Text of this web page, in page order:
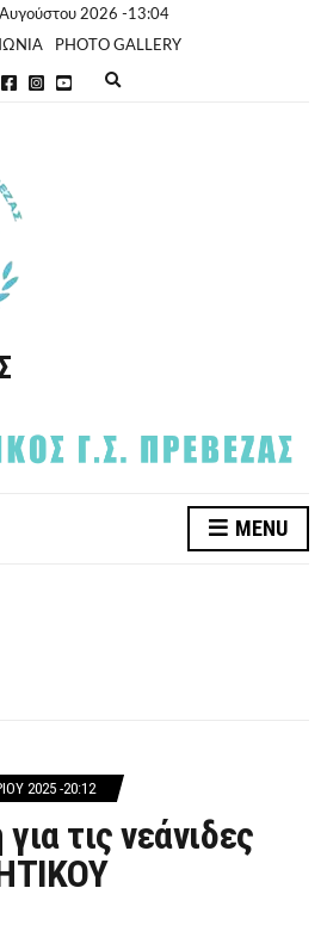
2026 -13:04
PHOTO GALLERY
MENU
2025 -20:12
τις νεάνιδες